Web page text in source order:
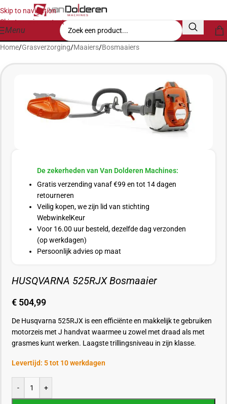
Skip to navigation
Skip to main content
Menu
Home/Grasverzorging/Maaiers/Bosmaaiers
De zekerheden van Van Dolderen Machines:
Gratis verzending vanaf €99 en tot 14 dagen
retourneren
Veilig kopen, we zijn lid van stichting
WebwinkelKeur
Voor 16.00 uur besteld, dezelfde dag verzonden
(op werkdagen)
Persoonlijk advies op maat
HUSQVARNA 525RJX Bosmaaier
€ 504,99
De Husqvarna 525RJX is een efficiënte en makkelijk te gebruiken
motorzeis met J handvat waarmee u zowel met draad als met
grasmes kunt werken. Laagste trillingsniveau in zijn klasse.
Levertijd: 5 tot 10 werkdagen
- +